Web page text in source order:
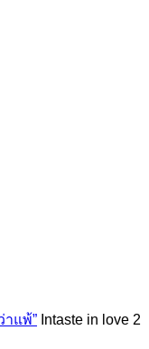
าแพ้” Intaste in love 2